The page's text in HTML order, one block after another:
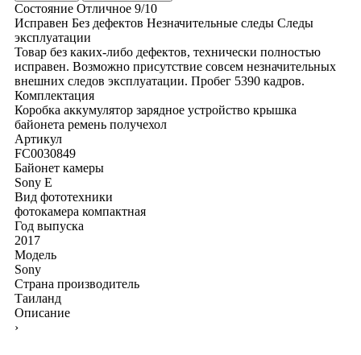
Состояние Отличное 9/10
Исправен Без дефектов Незначительные следы Следы
эксплуатации
Товар без каких-либо дефектов, технически полностью
исправен. Возможно присутствие совсем незначительных
внешних следов эксплуатации. Пробег 5390 кадров.
Комплектация
Коробка аккумулятор зарядное устройство крышка
байонета ремень получехол
Артикул
FC0030849
Байонет камеры
Sony E
Вид фототехники
фотокамера компактная
Год выпуска
2017
Модель
Sony
Страна производитель
Таиланд
Описание
›